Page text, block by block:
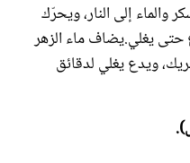
والماء إلى النار، ويحرّك
حتى يغلي.يضاف ماء الزهر
ويدع يغلي لدقائق